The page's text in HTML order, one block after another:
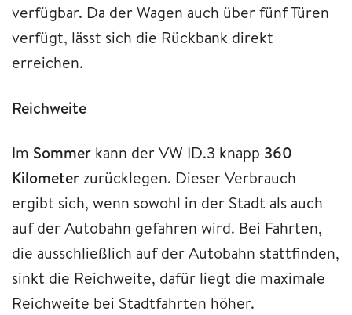
verfügbar. Da der Wagen auch über fünf Türen
verfügt, lässt sich die Rückbank direkt
erreichen.
Reichweite
Im Sommer kann der VW ID.3 knapp 360
Kilometerzurücklegen. Dieser Verbrauch
ergibt sich, wenn sowohl in der Stadt als auch
auf der Autobahn gefahren wird. Bei Fahrten,
die ausschließlich auf der Autobahn stattfinden,
sinkt die Reichweite, dafür liegt die maximale
Reichweite bei Stadtfahrten höher.